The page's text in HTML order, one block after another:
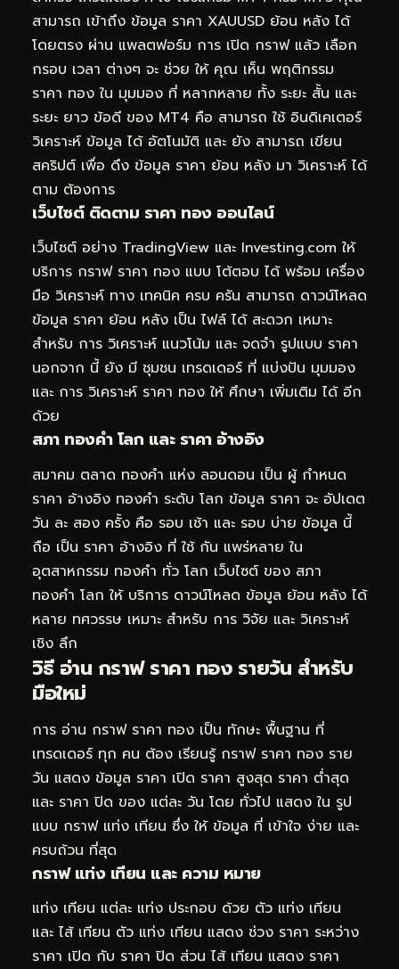
สามารถ เข้าถึง ข้อมูล ราคา XAUUSD ย้อน หลัง ได้
โดยตรง ผ่าน แพลตฟอร์ม การ เปิด กราฟ แล้ว เลือก
กรอบ เวลา ต่างๆ จะ ช่วย ให้ คุณ เห็น พฤติกรรม
ราคา ทอง ใน มุมมอง ที่ หลากหลาย ทั้ง ระยะ สั้น และ
ระยะ ยาว ข้อดี ของ MT4 คือ สามารถ ใช้ อินดิเคเตอร์
วิเคราะห์ ข้อมูล ได้ อัตโนมัติ และ ยัง สามารถ เขียน
สคริปต์ เพื่อ ดึง ข้อมูล ราคา ย้อน หลัง มา วิเคราะห์ ได้
ตาม ต้องการ
เว็บไซต์ ติดตาม ราคา ทอง ออนไลน์
เว็บไซต์ อย่าง TradingView และ Investing.com ให้
บริการ กราฟ ราคา ทอง แบบ โต้ตอบ ได้ พร้อม เครื่อง
มือ วิเคราะห์ ทาง เทคนิค ครบ ครัน สามารถ ดาวน์โหลด
ข้อมูล ราคา ย้อน หลัง เป็น ไฟล์ ได้ สะดวก เหมาะ
สำหรับ การ วิเคราะห์ แนวโน้ม และ จดจำ รูปแบบ ราคา
นอกจาก นี้ ยัง มี ชุมชน เทรดเดอร์ ที่ แบ่งปัน มุมมอง
และ การ วิเคราะห์ ราคา ทอง ให้ ศึกษา เพิ่มเติม ได้ อีก
ด้วย
สภา ทองคำ โลก และ ราคา อ้างอิง
สมาคม ตลาด ทองคำ แห่ง ลอนดอน เป็น ผู้ กำหนด
ราคา อ้างอิง ทองคำ ระดับ โลก ข้อมูล ราคา จะ อัปเดต
วัน ละ สอง ครั้ง คือ รอบ เช้า และ รอบ บ่าย ข้อมูล นี้
ถือ เป็น ราคา อ้างอิง ที่ ใช้ กัน แพร่หลาย ใน
อุตสาหกรรม ทองคำ ทั่ว โลก เว็บไซต์ ของ สภา
ทองคำ โลก ให้ บริการ ดาวน์โหลด ข้อมูล ย้อน หลัง ได้
หลาย ทศวรรษ เหมาะ สำหรับ การ วิจัย และ วิเคราะห์
เชิง ลึก
วิธี อ่าน กราฟ ราคา ทอง รายวัน สำหรับ
มือใหม่
การ อ่าน กราฟ ราคา ทอง เป็น ทักษะ พื้นฐาน ที่
เทรดเดอร์ ทุก คน ต้อง เรียนรู้ กราฟ ราคา ทอง ราย
วัน แสดง ข้อมูล ราคา เปิด ราคา สูงสุด ราคา ต่ำสุด
และ ราคา ปิด ของ แต่ละ วัน โดย ทั่วไป แสดง ใน รูป
แบบ กราฟ แท่ง เทียน ซึ่ง ให้ ข้อมูล ที่ เข้าใจ ง่าย และ
ครบถ้วน ที่สุด
กราฟ แท่ง เทียน และ ความ หมาย
แท่ง เทียน แต่ละ แท่ง ประกอบ ด้วย ตัว แท่ง เทียน
และ ไส้ เทียน ตัว แท่ง เทียน แสดง ช่วง ราคา ระหว่าง
ราคา เปิด กับ ราคา ปิด ส่วน ไส้ เทียน แสดง ราคา